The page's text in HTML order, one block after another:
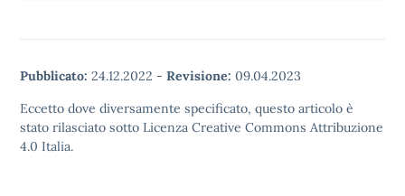
Pubblicato: 24.12.2022 - Revisione: 09.04.2023
Eccetto dove diversamente specificato, questo articolo è
stato rilasciato sotto Licenza Creative Commons Attribuzione
4.0 Italia.